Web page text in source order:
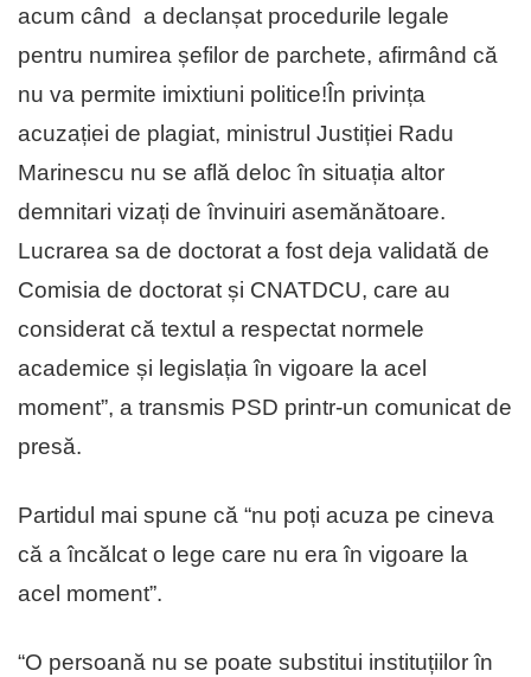
acum când a declanșat procedurile legale
pentru numirea șefilor de parchete, afirmând că
nu va permite imixtiuni politice!În privința
acuzației de plagiat, ministrul Justiției Radu
Marinescu nu se află deloc în situația altor
demnitari vizați de învinuiri asemănătoare.
Lucrarea sa de doctorat a fost deja validată de
Comisia de doctorat și CNATDCU, care au
considerat că textul a respectat normele
academice și legislația în vigoare la acel
moment”, a transmis PSD printr-un comunicat de
presă.
Partidul mai spune că “nu poți acuza pe cineva
că a încălcat o lege care nu era în vigoare la
acel moment”.
“O persoană nu se poate substitui instituțiilor în